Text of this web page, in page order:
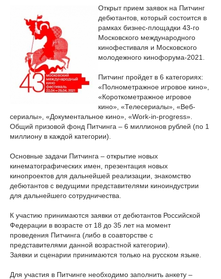
Открыт прием заявок на Питчинг
дебютантов, который состоится в
рамках бизнес-площадки 43-го
Московского международного
кинофестиваля и Московского
молодежного кинофорума-2021.
Питчинг пройдет в 6 категориях:
«Полнометражное игровое кино»,
«Короткометражное игровое
кино», «Телесериалы», «Веб-
сериалы», «Документальное кино», «Work-in-progress».
Общий призовой фонд Питчинга – 6 миллионов рублей (по 1
миллиону в каждой категории).
Основные задачи Питчинга – открытие новых
кинематографических имен, презентация новых
кинопроектов для дальнейшей реализации, знакомство
дебютантов с ведущими представителями киноиндустрии
для дальнейшего сотрудничества.
К участию принимаются заявки от дебютантов Российской
Федерации в возрасте от 18 до 35 лет на момент
проведения Питчинга (либо в соавторстве с
представителями данной возрастной категории).
Заявки и сценарии принимаются только на русском языке.
Для участия в Питчинге необходимо заполнить анкету –